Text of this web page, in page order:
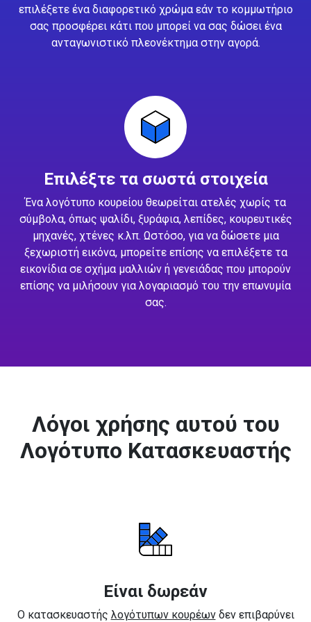
επιλέξετε ένα διαφορετικό χρώμα εάν το κομμωτήριο
σας προσφέρει κάτι που μπορεί να σας δώσει ένα
ανταγωνιστικό πλεονέκτημα στην αγορά.
Επιλέξτε τα σωστά στοιχεία
Ένα λογότυπο κουρείου θεωρείται ατελές χωρίς τα
σύμβολα, όπως ψαλίδι, ξυράφια, λεπίδες, κουρευτικές
μηχανές, χτένες κ.λπ. Ωστόσο, για να δώσετε μια
ξεχωριστή εικόνα, μπορείτε επίσης να επιλέξετε τα
εικονίδια σε σχήμα μαλλιών ή γενειάδας που μπορούν
επίσης να μιλήσουν για λογαριασμό του την επωνυμία
σας.
Λόγοι χρήσης αυτού του
Λογότυπο Κατασκευαστής
Είναι δωρεάν
Ο κατασκευαστής λογότυπων κουρέωνδεν επιβαρύνει